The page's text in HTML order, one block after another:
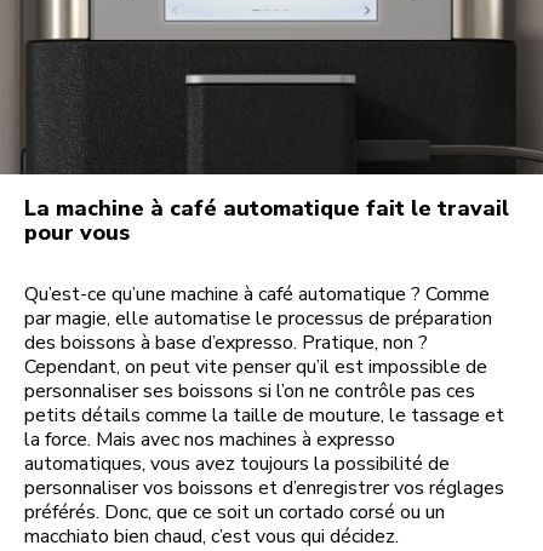
La machine à café automatique fait le travail
pour vous
Qu’est-ce qu’une machine à café automatique ? Comme
par magie, elle automatise le processus de préparation
des boissons à base d’expresso. Pratique, non ?
Cependant, on peut vite penser qu’il est impossible de
personnaliser ses boissons si l’on ne contrôle pas ces
petits détails comme la taille de mouture, le tassage et
la force. Mais avec nos machines à expresso
automatiques, vous avez toujours la possibilité de
personnaliser vos boissons et d’enregistrer vos réglages
préférés. Donc, que ce soit un cortado corsé ou un
macchiato bien chaud, c’est vous qui décidez.